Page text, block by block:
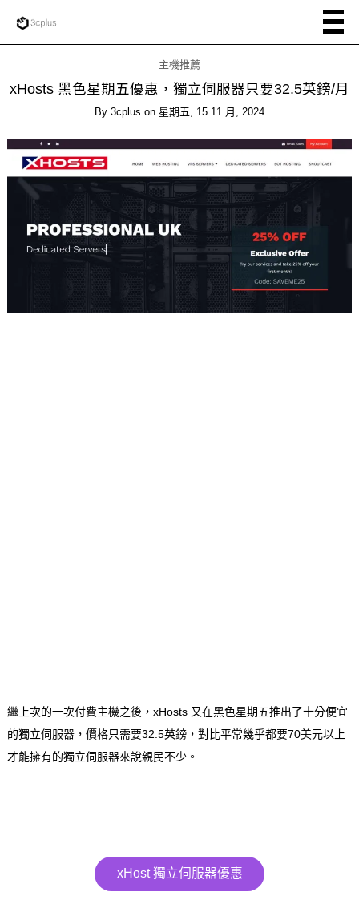
主機推薦
xHosts 黑色星期五優惠，獨立伺服器只要32.5英鎊/月
By 3cplus on 星期五, 15 11 月, 2024
繼上次的一次付費主機之後，xHosts 又在黑色星期五推出了十分便宜
的獨立伺服器，價格只需要32.5英鎊，對比平常幾乎都要70美元以上
才能擁有的獨立伺服器來說親民不少。
xHost 獨立伺服器優惠